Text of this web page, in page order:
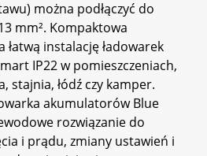
można podłączyć do
mm². Kompaktowa
instalację ładowarek
IP22 w pomieszczeniach,
stajnia, łódź czy kamper.
akumulatorów Blue
rozwiązanie do
i prądu, zmiany ustawień i